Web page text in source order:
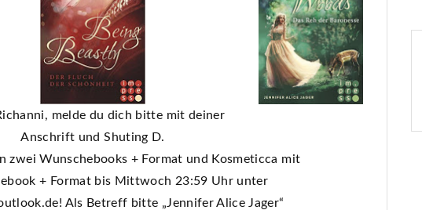
melde du dich bitte mit deiner
Anschrift und Shuting D.
zwei Wunschebooks + Format und Kosmeticca mit
+ Format bis Mittwoch 23:59 Uhr unter
Als Betreff bitte „Jennifer Alice Jager“